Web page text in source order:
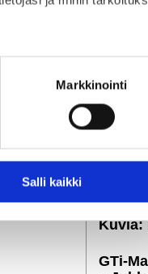
alan
tietoja muihin tietoihin,
Markkinointi
Salli kaikki
GTi-
2025
Kuvia:
GTi-